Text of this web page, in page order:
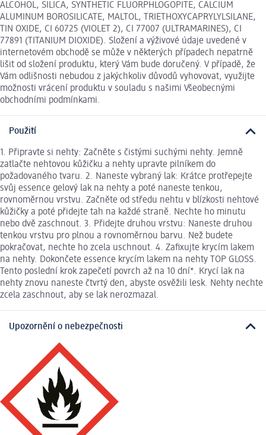
ALCOHOL, SILICA, SYNTHETIC FLUORPHLOGOPITE, CALCIUM
ALUMINUM BOROSILICATE, MALTOL, TRIETHOXYCAPRYLYLSILANE,
TIN OXIDE, CI 60725 (VIOLET 2), CI 77007 (ULTRAMARINES), CI
77891 (TITANIUM DIOXIDE). Složení a výživové údaje uvedené v
internetovém obchodě se může v některých případech nepatrně
lišit od složení produktu, který Vám bude doručený. V případě, že
Vám odlišnosti nebudou z jakýchkoliv důvodů vyhovovat, využijte
možnosti vrácení produktu v souladu s našimi Všeobecnými
obchodními podmínkami.
Použití
1. Připravte si nehty: Začněte s čistými suchými nehty. Jemně
zatlačte nehtovou kůžičku a nehty upravte pilníkem do
požadovaného tvaru. 2. Naneste vybraný lak: Krátce protřepejte
svůj essence gelový lak na nehty a poté naneste tenkou,
rovnoměrnou vrstvu. Začněte od středu nehtu v blízkosti nehtové
kůžičky a poté přidejte tah na každé straně. Nechte ho minutu
nebo dvě zaschnout. 3. Přidejte druhou vrstvu: Naneste druhou
tenkou vrstvu pro plnou a rovnoměrnou barvu. Než budete
pokračovat, nechte ho zcela uschnout. 4. Zafixujte krycím lakem
na nehty. Dokončete essence krycím lakem na nehty TOP GLOSS.
Tento poslední krok zapečetí povrch až na 10 dní*. Krycí lak na
nehty znovu naneste čtvrtý den, abyste osvěžili lesk. Nehty nechte
zcela zaschnout, aby se lak nerozmazal.
Upozornění o nebezpečnosti